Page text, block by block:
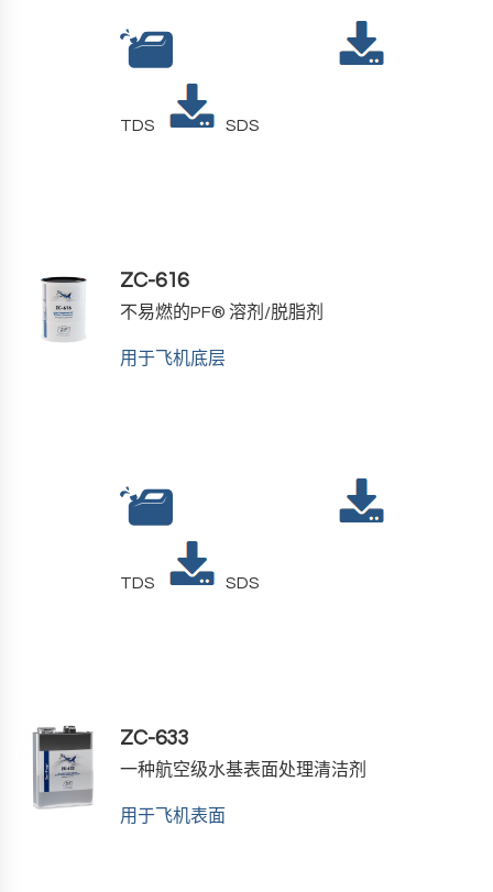
TDS SDS
ZC-616
不易燃的PF® 溶剂/脱脂剂
用于飞机底层
TDS SDS
ZC-633
一种航空级水基表面处理清洁剂
用于飞机表面